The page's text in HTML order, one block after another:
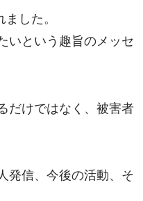
ました。
いという趣旨のメッセ
だけではなく、被害者
発信、今後の活動、そ